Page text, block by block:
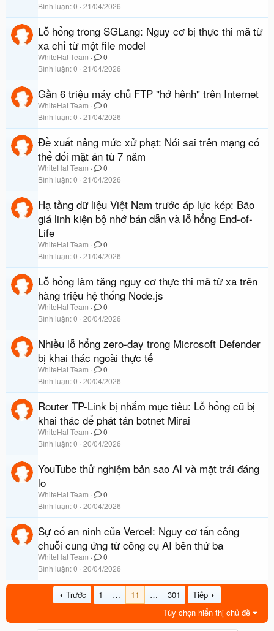
Bình luận 0 21/04/2026
Lỗ hổng trong SGLang: Nguy cơ bị thực thi mã từ
xa chỉ từ một file model
WhiteHat Team
0
Bình luận 0 21/04/2026
Gần 6 triệu máy chủ FTP "hớ hênh" trên Internet
WhiteHat Team
0
Bình luận 0 21/04/2026
Đề xuất nâng mức xử phạt: Nói sai trên mạng có
thể đối mặt án tù 7 năm
WhiteHat Team
0
Bình luận 0 21/04/2026
Hạ tầng dữ liệu Việt Nam trước áp lực kép: Bão
giá linh kiện bộ nhớ bán dẫn và lỗ hổng End-of-
Life
WhiteHat Team
0
Bình luận 0 21/04/2026
Lỗ hổng làm tăng nguy cơ thực thi mã từ xa trên
hàng triệu hệ thống Node.js
WhiteHat Team
0
Bình luận 0 20/04/2026
Nhiều lỗ hổng zero-day trong Microsoft Defender
bị khai thác ngoài thực tế
WhiteHat Team
0
Bình luận 0 20/04/2026
Router TP-Link bị nhắm mục tiêu: Lỗ hổng cũ bị
khai thác để phát tán botnet Mirai
WhiteHat Team
0
Bình luận 0 20/04/2026
YouTube thử nghiệm bản sao AI và mặt trái đáng
lo
WhiteHat Team
0
Bình luận 0 20/04/2026
Sự cố an ninh của Vercel: Nguy cơ tấn công
chuỗi cung ứng từ công cụ AI bên thứ ba
WhiteHat Team
0
Bình luận 0 20/04/2026
Trước 1 … 11 … 301
Tiếp
Tùy chọn hiển thị chủ đề